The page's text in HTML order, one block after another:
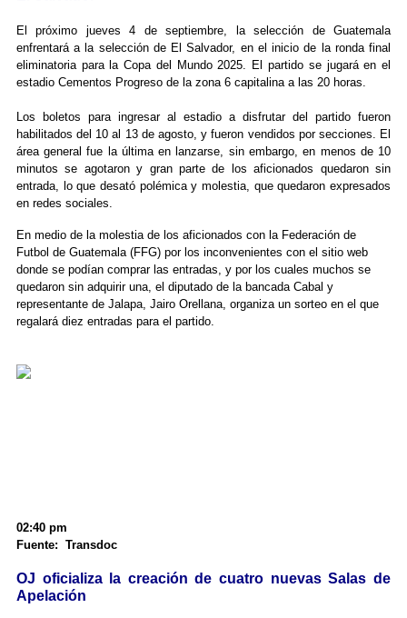
El próximo jueves 4 de septiembre, la selección de Guatemala
enfrentará a la selección de El Salvador, en el inicio de la ronda final
eliminatoria para la Copa del Mundo 2025. El partido se jugará en el
estadio Cementos Progreso de la zona 6 capitalina a las 20 horas.
Los boletos para ingresar al estadio a disfrutar del partido fueron
habilitados del 10 al 13 de agosto, y fueron vendidos por secciones. El
área general fue la última en lanzarse, sin embargo, en menos de 10
minutos se agotaron y gran parte de los aficionados quedaron sin
entrada, lo que desató polémica y molestia, que quedaron expresados
en redes sociales.
En medio de la molestia de los aficionados con la Federación de
Futbol de Guatemala (FFG) por los inconvenientes con el sitio web
donde se podían comprar las entradas, y por los cuales muchos se
quedaron sin adquirir una, el diputado de la bancada Cabal y
representante de Jalapa, Jairo Orellana, organiza un sorteo en el que
regalará diez entradas para el partido.
02:40 pm
Fuente: Transdoc
OJ oficializa la creación de cuatro nuevas Salas de
Apelación